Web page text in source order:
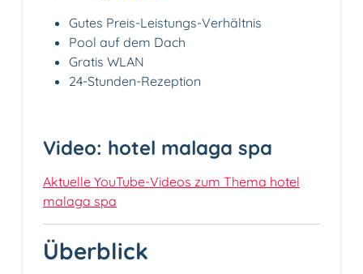
Gutes Preis-Leistungs-Verhältnis
Pool auf dem Dach
Gratis WLAN
24-Stunden-Rezeption
Video: hotel malaga spa
Aktuelle YouTube-Videos zum Thema hotel
malaga spa
Überblick